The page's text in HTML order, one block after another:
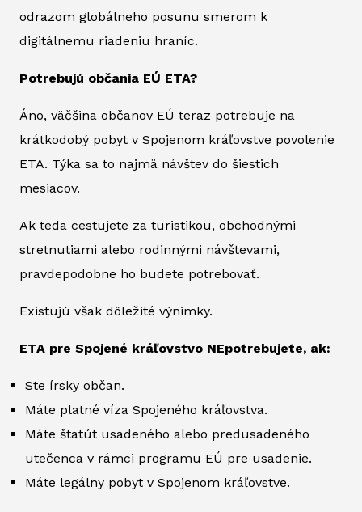
odrazom globálneho posunu smerom k
digitálnemu riadeniu hraníc.
Potrebujú občania EÚ ETA?
Áno, väčšina občanov EÚ teraz potrebuje na
krátkodobý pobyt v Spojenom kráľovstve povolenie
ETA. Týka sa to najmä návštev do šiestich
mesiacov.
Ak teda cestujete za turistikou, obchodnými
stretnutiami alebo rodinnými návštevami,
pravdepodobne ho budete potrebovať.
Existujú však dôležité výnimky.
ETA pre Spojené kráľovstvo NEpotrebujete, ak:
Ste írsky občan.
Máte platné víza Spojeného kráľovstva.
Máte štatút usadeného alebo predusadeného
utečenca v rámci programu EÚ pre usadenie.
Máte legálny pobyt v Spojenom kráľovstve.